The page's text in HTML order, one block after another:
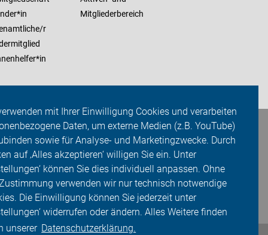
mit Ihrer Einwilligung Cookies und verarbeiten
Daten, um externe Medien (z.B. YouTube)
sowie für Analyse- und Marketingzwecke. Durch
auf ‚Alles akzeptieren‘ willigen Sie ein. Unter
können Sie dies individuell anpassen. Ohne
verwenden wir nur technisch notwendige
Die Einwilligung können Sie jederzeit unter
widerrufen oder ändern. Alles Weitere finden
unserer Datenschutzerklärung.
r
Mitgliederbereich